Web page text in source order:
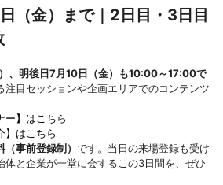
（金）まで｜2日目・3日目
、明後日7月10日（金）も10:00～17:00で
注目セッションや企画エリアでのコンテンツ
ー】はこちら
】はこちら
事前登録制） です。当日の来場登録も受け
体と企業が一堂に会するこの3日間を、ぜひ